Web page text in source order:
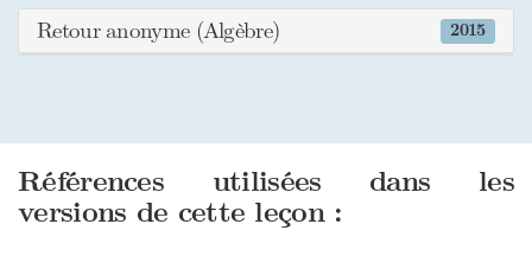
2015
Retour anonyme (Algèbre)
Références utilisées dans les
versions de cette leçon :